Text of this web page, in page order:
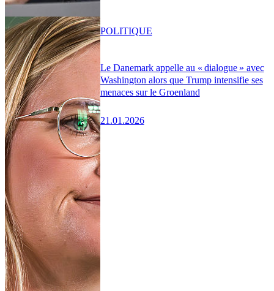
Le Danemark appelle au « dialogue » avec
Washington alors que Trump intensifie ses
menaces sur le Groenland
21.01.2026
POLITIQUE